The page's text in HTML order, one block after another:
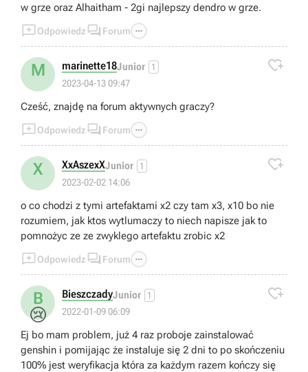
w grze oraz Alhaitham - 2gi najlepszy dendro w grze.
Odpowiedz  Forum 
M marinette18Junior 1
2023-04-13 09:47

Cześć, znajdę na forum aktywnych graczy?
Odpowiedz  Forum 
X XxAszexXJunior 1
2023-02-02 14:06

o co chodzi z tymi artefaktami x2 czy tam x3, x10 bo nie
rozumiem, jak ktos wytlumaczy to niech napisze jak to
pomnożyc ze ze zwyklego artefaktu zrobic x2
Odpowiedz  Forum 
B
😢
BieszczadyJunior 1
2022-01-09 06:09

Ej bo mam problem, już 4 raz proboje zainstalować
genshin i pomijając że instaluje się 2 dni to po skończeniu
100% jest weryfikacja która za każdym razem kończy się